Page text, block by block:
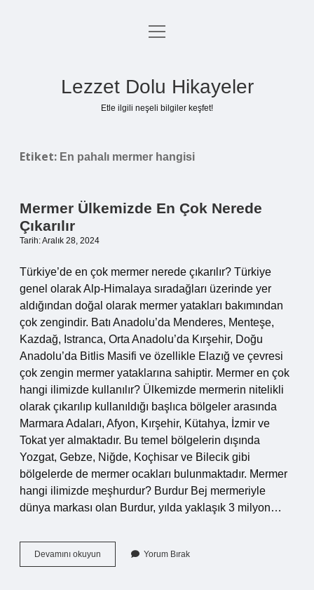
Anasayfa
menüyü
Lezzet Dolu Hikayeler
Etle ilgili neşeli bilgiler keşfet!
Etiket: En pahalı mermer hangisi
Mermer Ülkemizde En Çok Nerede
Çıkarılır
Tarih: Aralık 28, 2024
Türkiye’de en çok mermer nerede çıkarılır? Türkiye
genel olarak Alp-Himalaya sıradağları üzerinde yer
aldığından doğal olarak mermer yatakları bakımından
çok zengindir. Batı Anadolu’da Menderes, Menteşe,
Kazdağ, Istranca, Orta Anadolu’da Kırşehir, Doğu
Anadolu’da Bitlis Masifi ve özellikle Elazığ ve çevresi
çok zengin mermer yataklarına sahiptir. Mermer en çok
hangi ilimizde kullanılır? Ülkemizde mermerin nitelikli
olarak çıkarılıp kullanıldığı başlıca bölgeler arasında
Marmara Adaları, Afyon, Kırşehir, Kütahya, İzmir ve
Tokat yer almaktadır. Bu temel bölgelerin dışında
Yozgat, Gebze, Niğde, Koçhisar ve Bilecik gibi
bölgelerde de mermer ocakları bulunmaktadır. Mermer
hangi ilimizde meşhurdur? Burdur Bej mermeriyle
dünya markası olan Burdur, yılda yaklaşık 3 milyon…
Devamını okuyun
Ülkemizde
Yorum Bırak